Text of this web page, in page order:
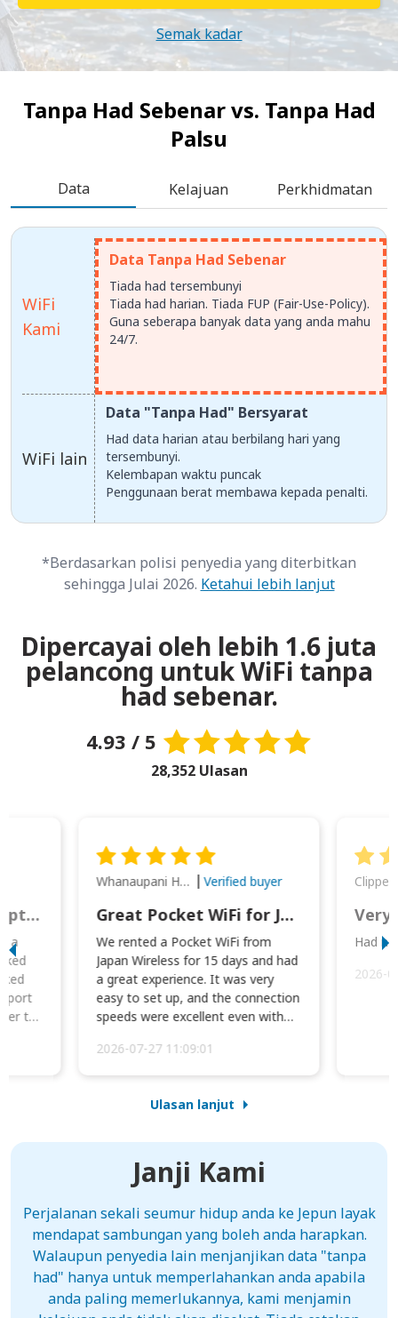
Semak kadar
Tanpa Had Sebenar vs. Tanpa Had
Palsu
Data Kelajuan Perkhidmatan
WiFi
Kami
WiFi lain
Data Tanpa Had Sebenar
Tiada had tersembunyi
Tiada had harian. Tiada FUP (Fair-Use-Policy).
Guna seberapa banyak data yang anda mahu
24/7.
Data "Tanpa Had" Bersyarat
Had data harian atau berbilang hari yang
tersembunyi.
Kelembapan waktu puncak
Penggunaan berat membawa kepada penalti.
*Berdasarkan polisi penyedia yang diterbitkan
sehingga Julai 2026. Ketahui lebih lanjut
Dipercayai oleh lebih 1.6 juta
pelancong untuk WiFi tanpa
had sebenar.
4.93 / 5
28,352 Ulasan
This was wonderful option to a family of four. Everything worked smoothly.
a
to
Whanaupani Henry Joseph Macown Verified buyer
Great Pocket WiFi for Japan Travel
We rented a Pocket WiFi from
Japan Wireless for 15 days and had
a great experience. It was very
easy to set up, and the connection
speeds were excellent even with
2026-07-27 11:09:01
Very
Had
2026-
Ulasan lanjut
Janji Kami
Perjalanan sekali seumur hidup anda ke Jepun layak
mendapat sambungan yang boleh anda harapkan.
Walaupun penyedia lain menjanjikan data "tanpa
had" hanya untuk memperlahankan anda apabila
anda paling memerlukannya, kami menjamin